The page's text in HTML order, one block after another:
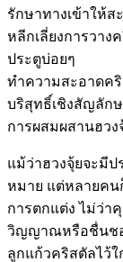
รักษาทางเข้าให้ส
หลีกเลี่ยงการวา
ประตูบ่อยๆ
ทำความสะอาดค
บริสุทธิ์เชิงสัญลัก
การผสมผสานฮวง
แม้ว่าฮวงจุ้ยจะมี
หมาย แต่หลายคน
การตกแต่ง ไม่ว่า
วิญญาณหรือชื่นชอ
ลูกแก้วคริสตัลไว้